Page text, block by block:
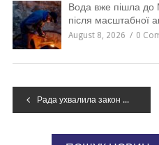
Вода вже пішла до
після масштабної
August 8, 2026 0
Навігація
Рада ухвалила закон про підтримку «Пласту» з пропозиціями Зеленського